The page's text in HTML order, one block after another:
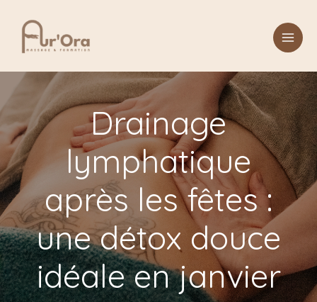
contenu
Drainage
lymphatique
après les fêtes :
une détox douce
idéale en janvier